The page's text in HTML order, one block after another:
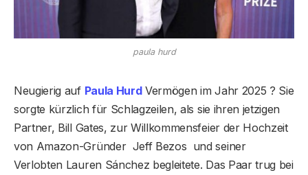
paula hurd
Neugierig auf Paula HurdVermögen im Jahr 2025 ? Sie
sorgte kürzlich für Schlagzeilen, als sie ihren jetzigen
Partner, Bill Gates, zur Willkommensfeier der Hochzeit
von Amazon-Gründer Jeff Bezos und seiner
Verlobten Lauren Sánchez begleitete. Das Paar trug bei